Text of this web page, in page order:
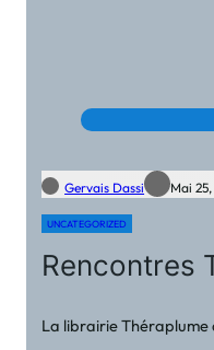
Gervais Dassi Mai
UNCATEGORIZED
Rencontres
La librairie Théraplume